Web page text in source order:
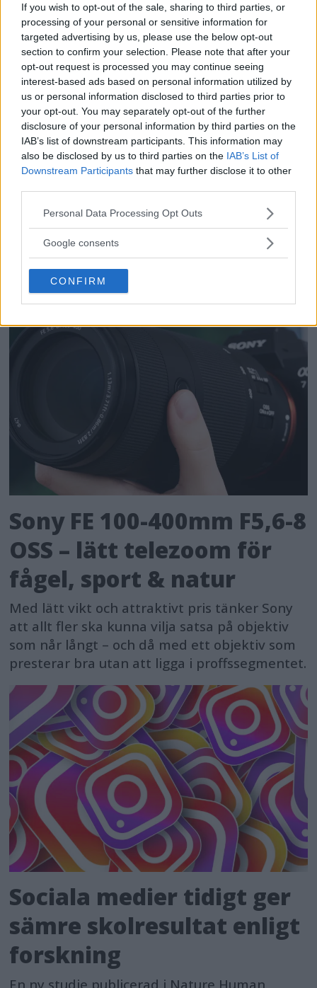
If you wish to opt-out of the sale, sharing to third parties, or
processing of your personal or sensitive information for
targeted advertising by us, please use the below opt-out
section to confirm your selection. Please note that after your
opt-out request is processed you may continue seeing
interest-based ads based on personal information utilized by
us or personal information disclosed to third parties prior to
your opt-out. You may separately opt-out of the further
disclosure of your personal information by third parties on the
IAB’s list of downstream participants. This information may
also be disclosed by us to third parties on the IAB’s List of
Downstream Participants that may further disclose it to other
Please note that this website/app uses one or more Google
not limited to your visit or usage behaviour. You may click to
use your data for below specified purposes in below Google
consent section.
Personal Data Processing Opt Outs
Google consents
CONFIRM
OSS – lätt telezoom för
fågel, sport & natur
F3 Foto – Sveriges nya
fotodagar till Göteborg,
Lund & Stockholm
Dolby Vision 2 lanseras –
nästa generation HDR
ger bättre bild
Sony FE 100-400mm F5,6-8
OSS – lätt telezoom för
fågel, sport & natur
Med lätt vikt och attraktivt pris tänker Sony
att allt fler ska kunna vilja satsa på objektiv
som når långt – och då med ett objektiv som
presterar bra utan att ligga i proffssegmentet.
Sociala medier tidigt ger
sämre skolresultat enligt
forskning
En ny studie publicerad i Nature Human